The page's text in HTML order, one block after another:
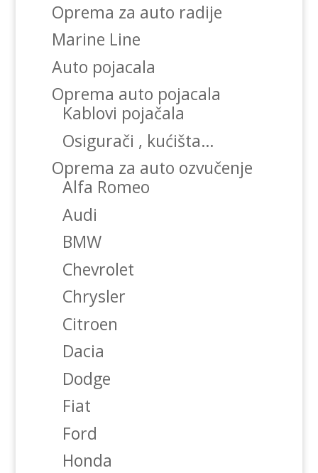
Oprema za auto radije
Marine Line
Auto pojacala
Oprema auto pojacala
Kablovi pojačala
Osigurači , kućišta…
Oprema za auto ozvučenje
Alfa Romeo
Audi
BMW
Chevrolet
Chrysler
Citroen
Dacia
Dodge
Fiat
Ford
Honda